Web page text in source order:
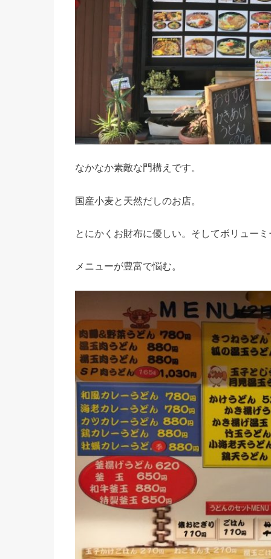
なかなか素敵な門構えです。
国産小麦と天然だしのお店。
とにかくお財布に優しい。そしてボリューミ
メニューが豊富で悩む。